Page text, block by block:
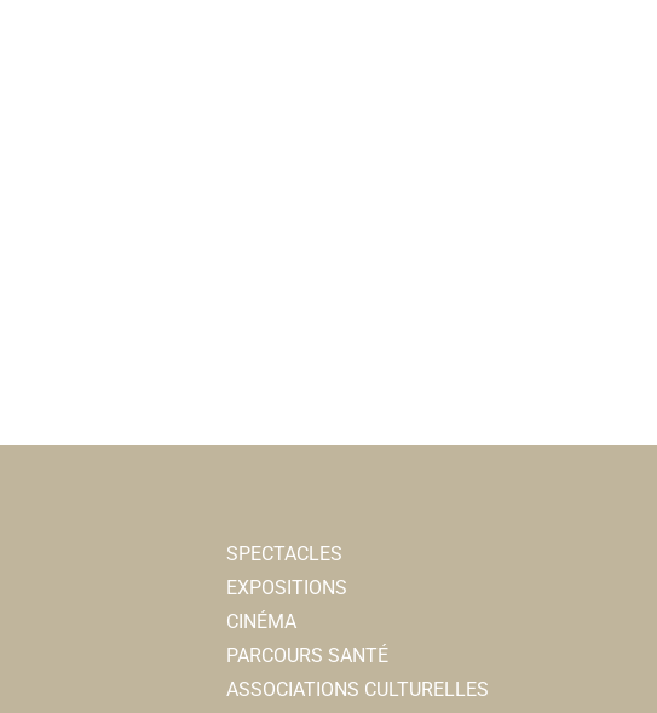
SPECTACLES
EXPOSITIONS
CINÉMA
PARCOURS SANTÉ
ASSOCIATIONS CULTURELLES